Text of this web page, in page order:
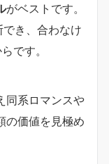
がベストです。
でき、合わなけ
です。
同系ロマンスや
の価値を見極め